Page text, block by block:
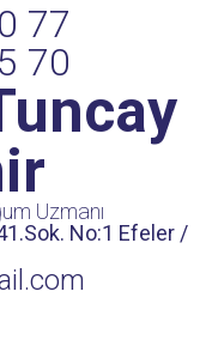
77
70
Uzmanı
No:1 Efeler /